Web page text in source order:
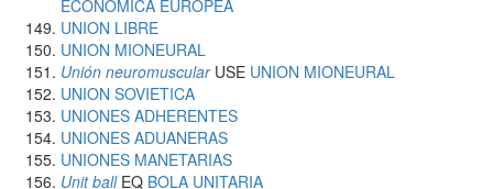
ECONOMICA EUROPEA
UNION LIBRE
UNION MIONEURAL
Unión neuromuscularUSE UNION MIONEURAL
UNION SOVIETICA
UNIONES ADHERENTES
UNIONES ADUANERAS
UNIONES MANETARIAS
Unit ball EQ BOLA UNITARIA